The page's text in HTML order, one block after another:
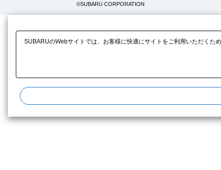
©SUBARU CORPORATION
SUBARUのWebサイトでは、お客様に快適にサイトをご利用いただく